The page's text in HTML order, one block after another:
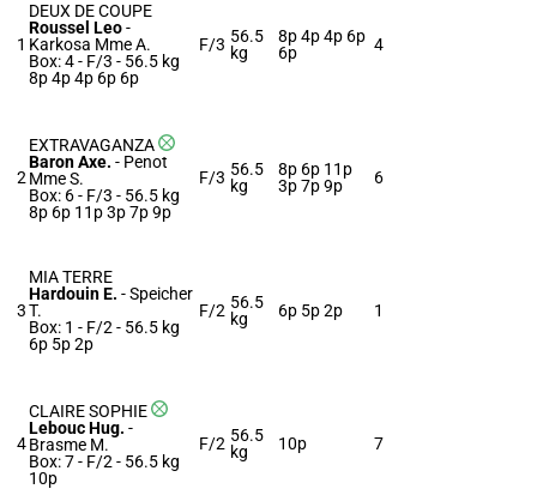
1
DEUX DE COUPE
Roussel Leo-
Karkosa Mme A.
Box: 4 - F/3 - 56.5 kg
8p 4p 4p 6p 6p
F/3 56.5
kg
8p 4p 4p 6p
6p
4
2
EXTRAVAGANZA
Baron Axe. - Penot
Mme S.
Box: 6 - F/3 - 56.5 kg
8p 6p 11p 3p 7p 9p
F/3 56.5
kg
8p 6p 11p
3p 7p 9p
6
3
MIA TERRE
Hardouin E. -Speicher
T.
Box: 1 - F/2 - 56.5 kg
6p 5p 2p
F/2 56.5
kg
6p 5p 2p 1
4
CLAIRE SOPHIE
Lebouc Hug. -
Brasme M.
Box: 7 - F/2 - 56.5 kg
10p
F/2 56.5
kg
10p 7